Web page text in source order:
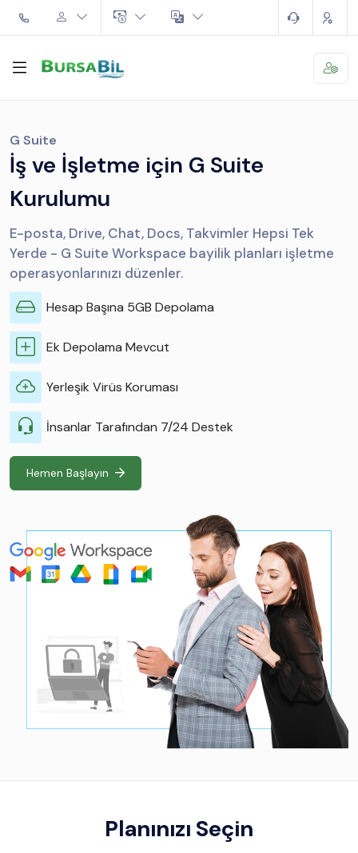
G Suite
İş ve İşletme için G Suite
Kurulumu
E-posta, Drive, Chat, Docs, Takvimler Hepsi Tek
Yerde - G Suite Workspace bayilik planları işletme
operasyonlarınızı düzenler.
Hesap Başına 5GB Depolama
Ek Depolama Mevcut
Yerleşik Virüs Koruması
İnsanlar Tarafından 7/24 Destek
Hemen Başlayın
Planınızı Seçin